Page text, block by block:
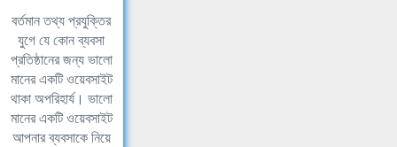
বর্তমান তথ্য প্রযুক্তির
যুগে যে কোন ব্যবসা
প্রতিষ্ঠানের জন্য ভালো
মানের একটি ওয়েবসাইট
থাকা অপরিহার্য। ভালো
মানের একটি ওয়েবসাইট
আপনার ব্যবসাকে নিয়ে